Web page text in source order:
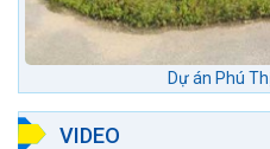
Dự án Phú
VIDEO